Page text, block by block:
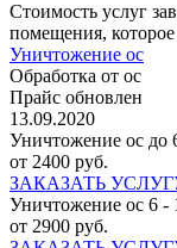
Стоимость услуг
помещения,
Уничтожение ос
Обработка от ос
Прайс обновлен
13.09.2020
Уничтожение ос до
от 2400 руб.
ЗАКАЗАТЬ
Уничтожение ос 6 -
от 2900 руб.